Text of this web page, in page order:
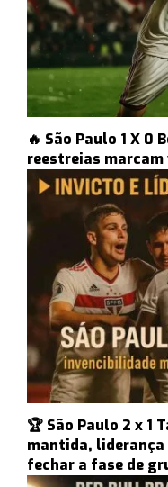
🔥 São Paulo 1 X 0
reestreias
🏆 São Paulo 2 x 1
mantida,
fechar a fase de